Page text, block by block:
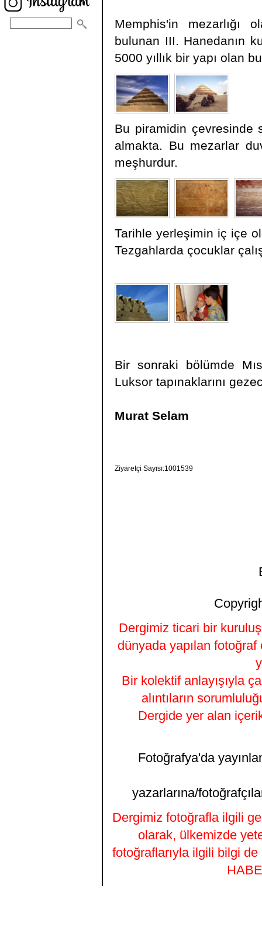
Memphis'in mezarlığı
bulunan III. Hanedanın
5000 yıllık bir yapı olan
Bu piramidin çevresinde
almakta. Bu mezarlar
meşhurdur.
Tarihle yerleşimin iç içe
Tezgahlarda çocuklar
Bir sonraki bölümde
Luksor tapınaklarını
Murat Selam
Ziyaretçi Sayısı:1001539
Dergimiz ticari bir kuruluş
dünyada yapılan fotoğraf
Bir kolektif anlayışıyla
alıntıların
Dergide yer alan
Fotoğrafya'da
yazarlarına/
Dergimiz fotoğrafla ilgili
olarak, ülkemizde
fotoğraflarıyla ilgili bilgi